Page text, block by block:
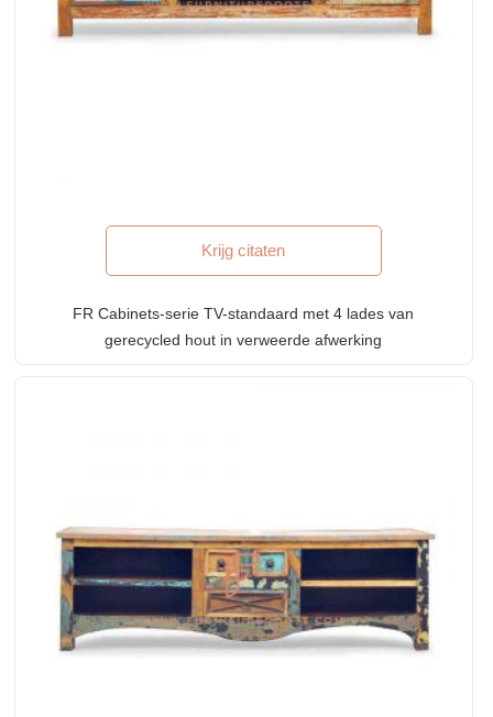
Krijg citaten
FR Cabinets-serie TV-standaard met 4 lades van
gerecycled hout in verweerde afwerking